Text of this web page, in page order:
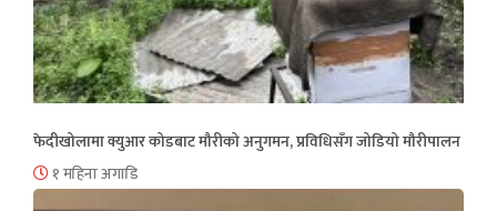
फेदीखोलामा क्युआर कोडबाट मौरीको अनुगमन, प्रविधिसँग जोडियो मौरीपालन
१ महिना अगाडि